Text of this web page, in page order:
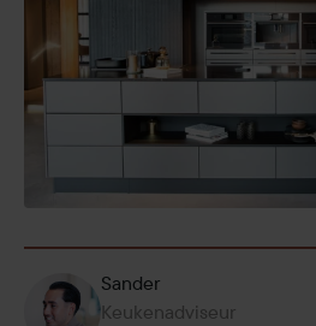
Sander
Keukenadviseur